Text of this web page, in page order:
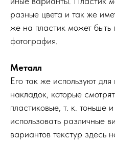
разные цвета и так же
же на пластик может быть
фотография.
Металл
Его так же используют
накладок, которые
пластиковые, т. к. тоньше
использовать различные
вариантов текстур здесь